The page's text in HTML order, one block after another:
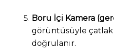
Boru İçi Kamera
görüntüsüyle çatlak
doğrulanır.